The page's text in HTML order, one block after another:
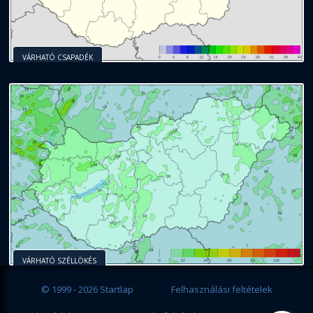
VÁRHATÓ CSAPADÉK
VÁRHATÓ SZÉLLÖKÉS
© 1999 - 2026 Startlap Felhasználási feltételek